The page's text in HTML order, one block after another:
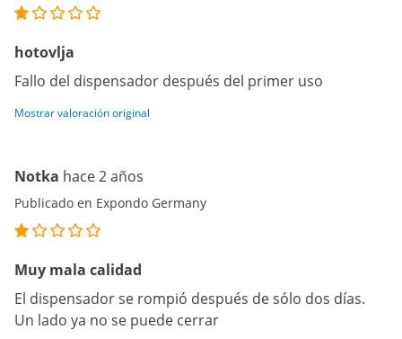
hotovlja
Fallo del dispensador después del primer uso
Mostrar valoración original
Notka hace 2 años
Publicado en Expondo Germany
Muy mala calidad
El dispensador se rompió después de sólo dos días.
Un lado ya no se puede cerrar